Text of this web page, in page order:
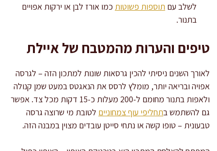
לשלב עם תוספות פשוטות כמו אורז לבן או ירקות אפויים
בתנור.
טיפים והערות מהמטבח של איילת
לאורך השנים ניסיתי להכין גרסאות שונות למתכון הזה – לגרסה
אפויה ובריאה יותר, מומלץ לרסס את הנאגטס במעט שמן קנולה
ולאפות בתנור מחומם ל-200 מעלות כ-15 דקות מכל צד. אפשר
גם להשתמש בתחליפי עוף צמחוניים לטובת מי שרוצה גרסה
טבעונית – טופו קשה או נתחי סייטן עובדים מצוין במבנה הזה.